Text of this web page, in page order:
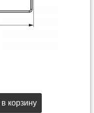
корзину